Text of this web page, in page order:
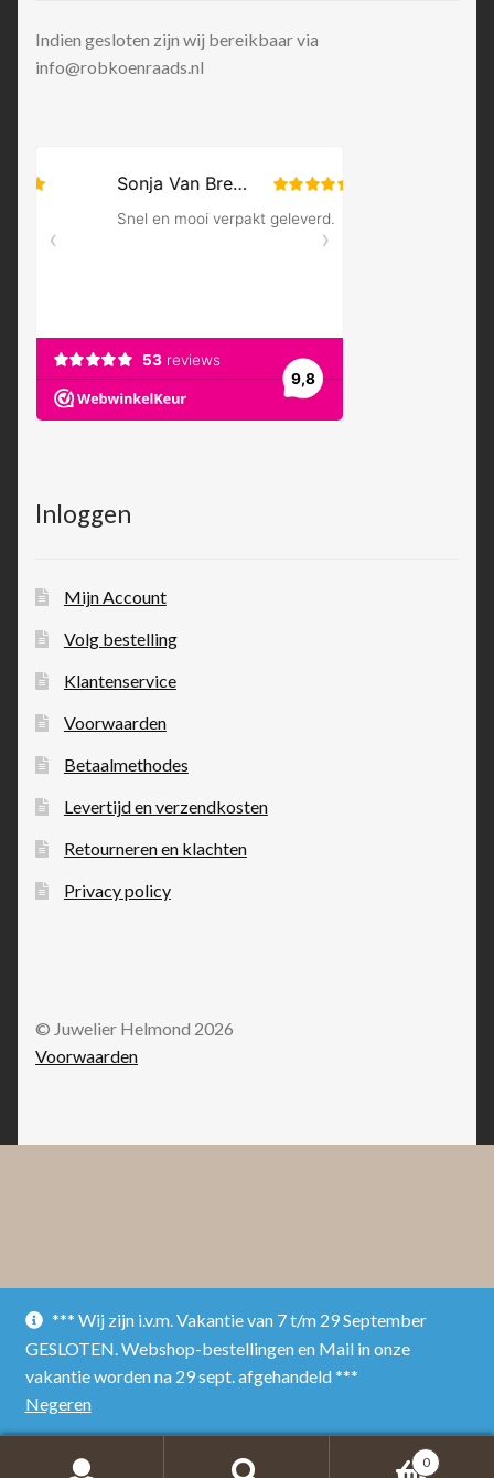
*** Wij zijn i.v.m. Vakantie van 7 t/m 29 September
GESLOTEN. Webshop-bestellingen en Mail in onze
vakantie worden na 29 sept. afgehandeld ***
Negeren
Indien gesloten zijn wij bereikbaar via
info@robkoenraads.nl
Inloggen
Mijn Account
Volg bestelling
Klantenservice
Voorwaarden
Betaalmethodes
Levertijd en verzendkosten
Retourneren en klachten
Privacy policy
© Juwelier Helmond 2026
Voorwaarden
0